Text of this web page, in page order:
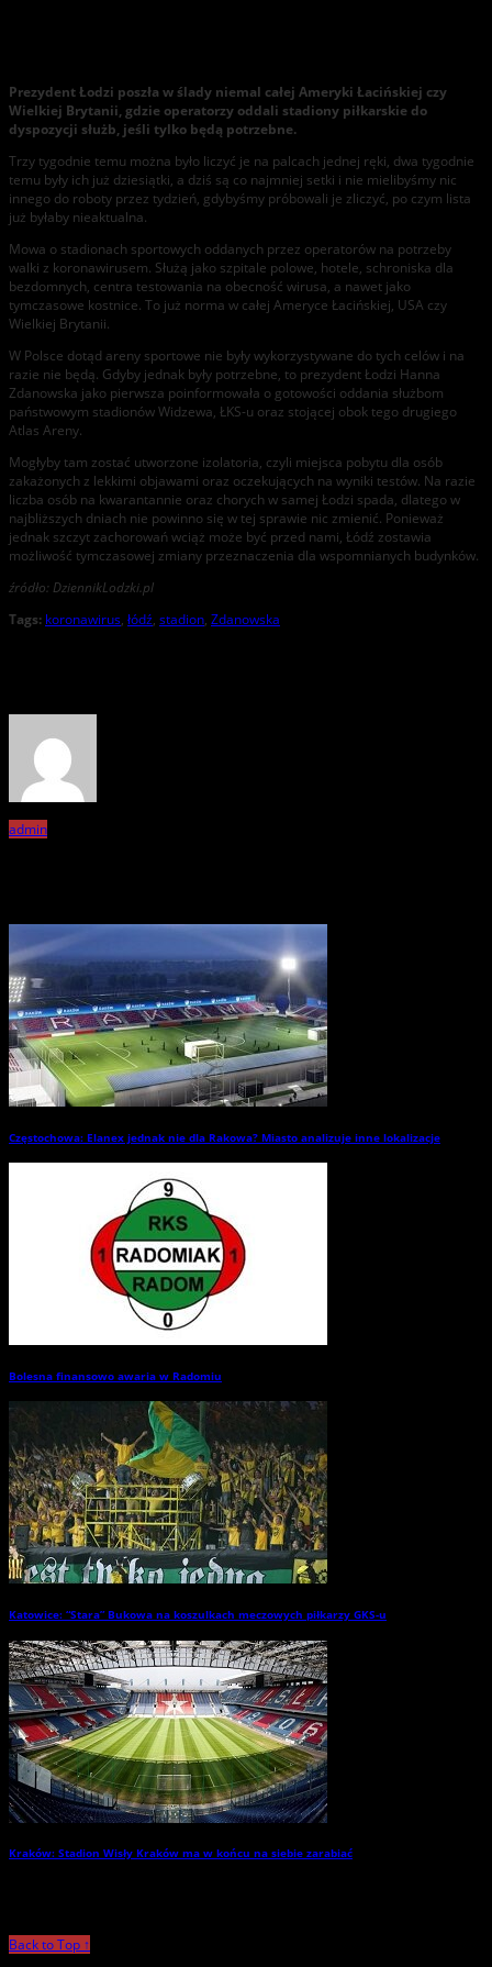
Prezydent Łodzi poszła w ślady niemal całej Ameryki Łacińskiej czy
Wielkiej Brytanii, gdzie operatorzy oddali stadiony piłkarskie do
dyspozycji służb, jeśli tylko będą potrzebne.
Trzy tygodnie temu można było liczyć je na palcach jednej ręki, dwa tygodnie
temu były ich już dziesiątki, a dziś są co najmniej setki i nie mielibyśmy nic
innego do roboty przez tydzień, gdybyśmy próbowali je zliczyć, po czym lista
już byłaby nieaktualna.
Mowa o stadionach sportowych oddanych przez operatorów na potrzeby
walki z koronawirusem. Służą jako szpitale polowe, hotele, schroniska dla
bezdomnych, centra testowania na obecność wirusa, a nawet jako
tymczasowe kostnice. To już norma w całej Ameryce Łacińskiej, USA czy
Wielkiej Brytanii.
W Polsce dotąd areny sportowe nie były wykorzystywane do tych celów i na
razie nie będą. Gdyby jednak były potrzebne, to prezydent Łodzi Hanna
Zdanowska jako pierwsza poinformowała o gotowości oddania służbom
państwowym stadionów Widzewa, ŁKS-u oraz stojącej obok tego drugiego
Atlas Areny.
Mogłyby tam zostać utworzone izolatoria, czyli miejsca pobytu dla osób
zakażonych z lekkimi objawami oraz oczekujących na wyniki testów. Na razie
liczba osób na kwarantannie oraz chorych w samej Łodzi spada, dlatego w
najbliższych dniach nie powinno się w tej sprawie nic zmienić. Ponieważ
jednak szczyt zachorowań wciąż może być przed nami, Łódź zostawia
możliwość tymczasowej zmiany przeznaczenia dla wspomnianych budynków.
źródło: DziennikLodzki.pl
Tags: koronawirus, łódź, stadion, Zdanowska
admin
Częstochowa: Elanex jednak nie dla Rakowa? Miasto analizuje inne lokalizacje
Bolesna finansowo awaria w Radomiu
Katowice: “Stara” Bukowa na koszulkach meczowych piłkarzy GKS-u
Kraków: Stadion Wisły Kraków ma w końcu na siebie zarabiać
Back to Top ↑